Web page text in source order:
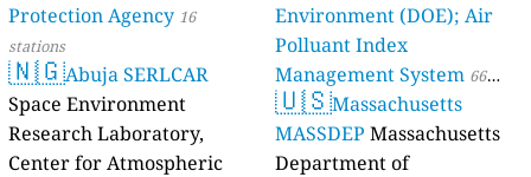
Protection Agency 16
stations
🇳🇬Abuja SERLCAR
Space Environment
Research Laboratory,
Center for Atmospheric
Environment (DOE); Air
Polluant Index
Management System 66
stations
🇺🇸Massachusetts
MASSDEP Massachusetts
Department of